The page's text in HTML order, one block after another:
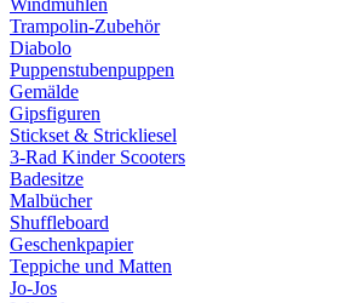
Windmühlen
Trampolin-Zubehör
Diabolo
Puppenstubenpuppen
Gemälde
Gipsfiguren
Stickset & Strickliesel
3-Rad Kinder Scooters
Badesitze
Malbücher
Shuffleboard
Geschenkpapier
Teppiche und Matten
Jo-Jos